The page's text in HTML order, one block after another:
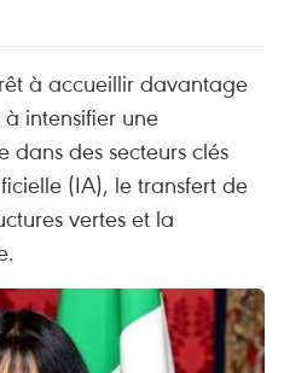
à accueillir davantage
intensifier une
des secteurs clés
(IA), le transfert de
vertes et la